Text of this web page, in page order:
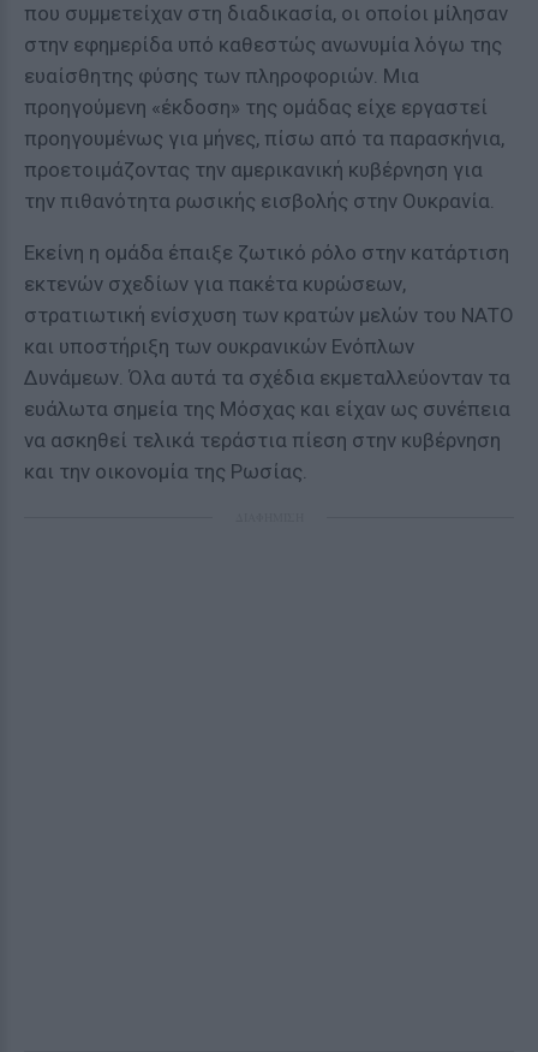
που συμμετείχαν στη διαδικασία, οι οποίοι μίλησαν
στην εφημερίδα υπό καθεστώς ανωνυμία λόγω της
ευαίσθητης φύσης των πληροφοριών. Μια
προηγούμενη «έκδοση» της ομάδας είχε εργαστεί
προηγουμένως για μήνες, πίσω από τα παρασκήνια,
προετοιμάζοντας την αμερικανική κυβέρνηση για
την πιθανότητα ρωσικής εισβολής στην Ουκρανία.
Εκείνη η ομάδα έπαιξε ζωτικό ρόλο στην κατάρτιση
εκτενών σχεδίων για πακέτα κυρώσεων,
στρατιωτική ενίσχυση των κρατών μελών του ΝΑΤΟ
και υποστήριξη των ουκρανικών Ενόπλων
Δυνάμεων. Όλα αυτά τα σχέδια εκμεταλλεύονταν τα
ευάλωτα σημεία της Μόσχας και είχαν ως συνέπεια
να ασκηθεί τελικά τεράστια πίεση στην κυβέρνηση
και την οικονομία της Ρωσίας.